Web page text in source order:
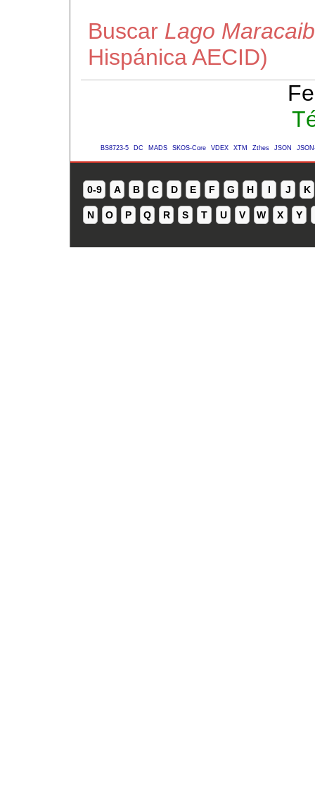
Buscar Lago
Hispánica AECID)
BS8723-5 DC MADS SKOS-Core VDEX XTM Zthes JSON
0-9 A B C D E F G H I J K
N O P Q R S T U V W X Y